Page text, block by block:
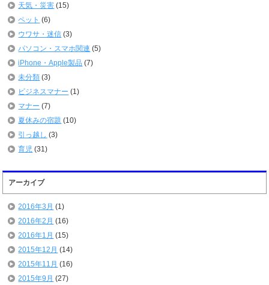
天気・災害 (15)
ペット (6)
ウワサ・迷信 (3)
パソコン・スマホ関連 (5)
iPhone・Apple製品 (7)
未分類 (3)
ビジネスマナー (1)
マナー (7)
夏休みの宿題 (10)
引っ越し (3)
育児 (31)
アーカイブ
2016年3月 (1)
2016年2月 (16)
2016年1月 (15)
2015年12月 (14)
2015年11月 (16)
2015年9月 (27)